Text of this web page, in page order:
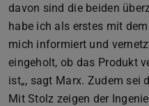
davon sind die beiden
habe ich als erstes mit
mich informiert und
eingeholt, ob das Produkt
ist„, sagt Marx. Zudem sei
Mit Stolz zeigen der